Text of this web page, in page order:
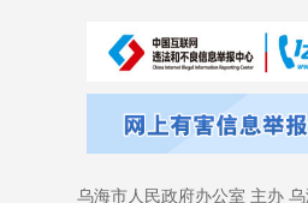
乌海市人民政府办公室 主办